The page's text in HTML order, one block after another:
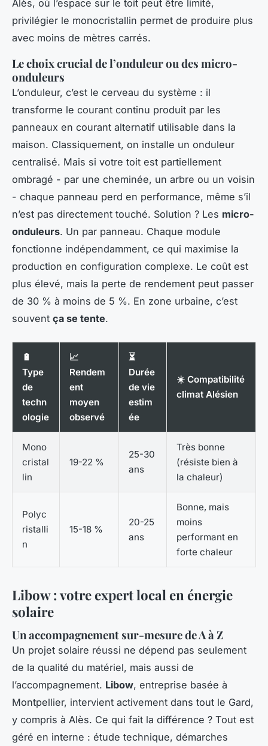
Alès, où l’espace sur le toit peut être limité,
privilégier le monocristallin permet de produire plus
avec moins de mètres carrés.
Le choix crucial de l’onduleur ou des micro-
onduleurs
L’onduleur, c’est le cerveau du système : il
transforme le courant continu produit par les
panneaux en courant alternatif utilisable dans la
maison. Classiquement, on installe un onduleur
centralisé. Mais si votre toit est partiellement
ombragé - par une cheminée, un arbre ou un voisin
- chaque panneau perd en performance, même s’il
n’est pas directement touché. Solution ? Les micro-
onduleurs. Un par panneau. Chaque module
fonctionne indépendamment, ce qui maximise la
production en configuration complexe. Le coût est
plus élevé, mais la perte de rendement peut passer
de 30 % à moins de 5 %. En zone urbaine, c’est
souvent ça se tente.
🔋
Type
de
techn
ologie
📈
Rendem
ent
moyen
observé
⏳
Durée
de vie
estim
ée
☀️ Compatibilité
climat Alésien
Mono
cristal
lin
19-22 %
25-30
ans
Très bonne
(résiste bien à
la chaleur)
Polyc
ristalli
n
15-18 %
20-25
ans
Bonne, mais
moins
performant en
forte chaleur
Libow : votre expert local en énergie
solaire
Un accompagnement sur-mesure de A à Z
Un projet solaire réussi ne dépend pas seulement
de la qualité du matériel, mais aussi de
l’accompagnement. Libow, entreprise basée à
Montpellier, intervient activement dans tout le Gard,
y compris à Alès. Ce qui fait la différence ? Tout est
géré en interne : étude technique, démarches